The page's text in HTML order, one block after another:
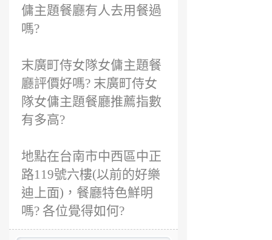
傭主題餐廳有人去用餐過
嗎?
末廣町侍女隊女傭主題餐
廳評價好嗎? 末廣町侍女
隊女傭主題餐廳推薦指數
有多高?
地點在台南市中西區中正
路119號六樓(以前的好樂
迪上面)，餐廳特色鮮明
嗎? 各位覺得如何?